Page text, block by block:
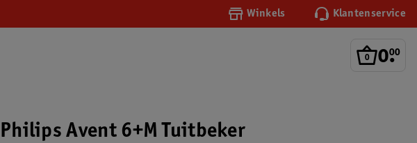
Winkels Klantenservice
0.
00
Philips Avent 6+M Tuitbeker